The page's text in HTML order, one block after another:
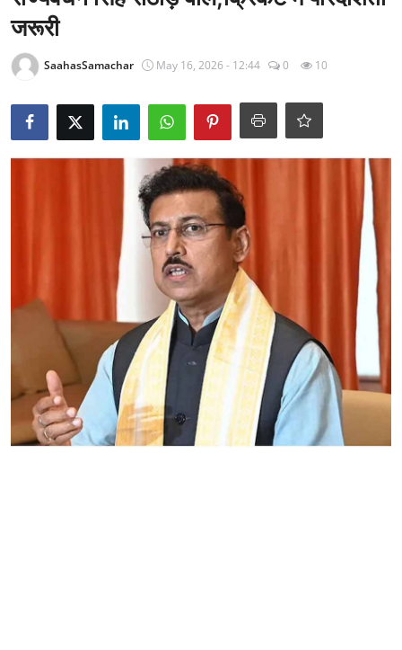
राजनीति
खेल
Epaper
धर्म
जरूरी
SaahasSamachar May 16, 2026 - 12:44 0 10